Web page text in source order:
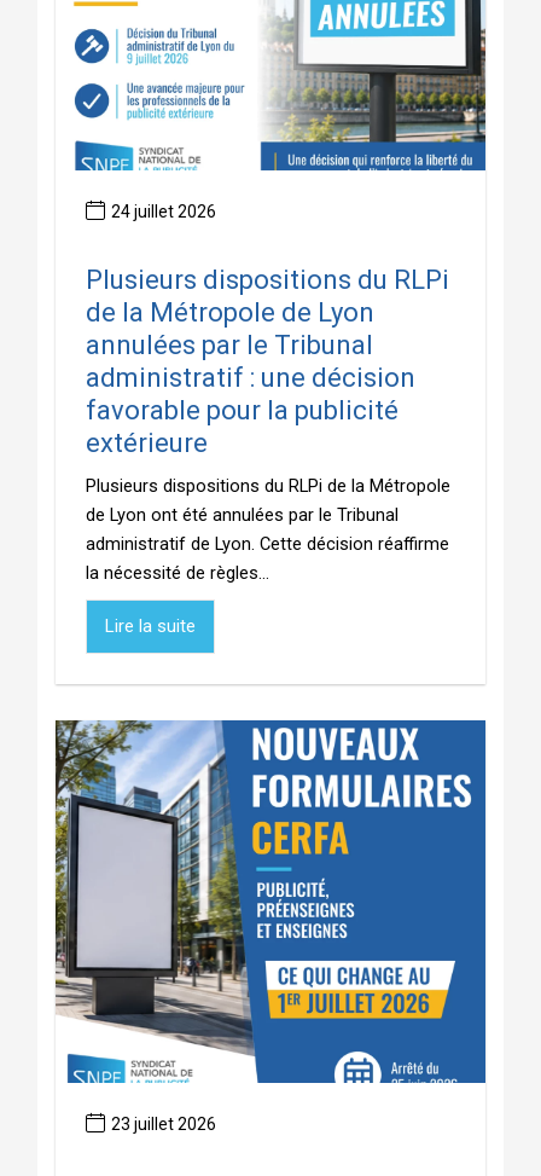
24 juillet 2026
Plusieurs dispositions du RLPi
de la Métropole de Lyon
annulées par le Tribunal
administratif : une décision
favorable pour la publicité
extérieure
Plusieurs dispositions du RLPi de la Métropole
de Lyon ont été annulées par le Tribunal
administratif de Lyon. Cette décision réaffirme
la nécessité de règles...
Lire la suite
23 juillet 2026